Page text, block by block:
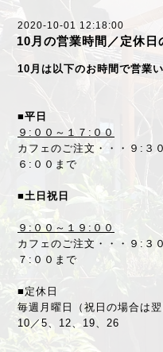
2020-10-01 12:18:00
10月の営業時間／定休日
10月は以下のお時間で営業
■平日
９:００～１７:００
カフェのご注文・・・９:
６:００まで
■土日祝日
９:００～１９:００
カフェのご注文・・・９:
７:００まで
■定休日
毎週月曜日（祝日の場合は翌
10／5、12、19、26